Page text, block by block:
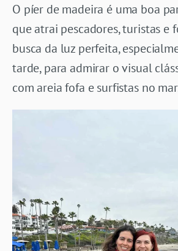
O píer de madeira é uma boa
que atrai pescadores, turistas e
busca da luz perfeita,
tarde, para admirar o visual
com areia fofa e surfistas no